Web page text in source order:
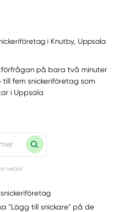
i Knutby, Uppsala
på bara två minuter
fem snickeriföretag som
i Uppsala
vetja!
snickeriföretag
"Lägg till snickare" på de